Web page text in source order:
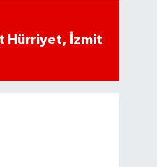
Hürriyet, İzmit